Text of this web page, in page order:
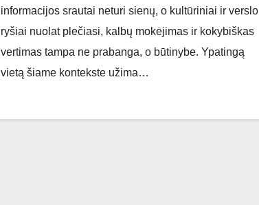
informacijos srautai neturi sienų, o kultūriniai ir verslo
ryšiai nuolat plečiasi, kalbų mokėjimas ir kokybiškas
vertimas tampa ne prabanga, o būtinybe. Ypatingą
vietą šiame kontekste užima…